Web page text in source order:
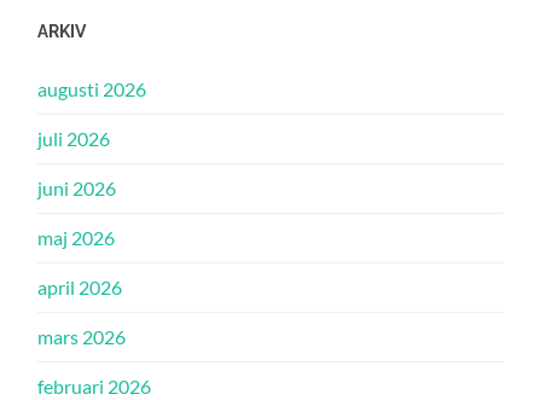
ARKIV
augusti 2026
juli 2026
juni 2026
maj 2026
april 2026
mars 2026
februari 2026